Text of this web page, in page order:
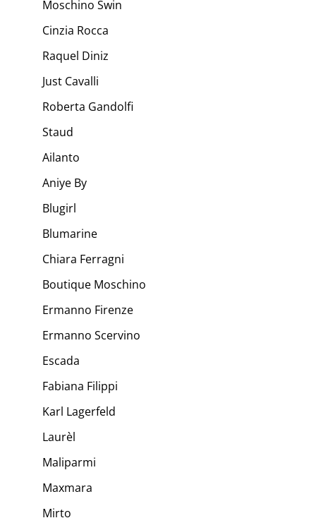
Moschino Swin
Cinzia Rocca
Raquel Diniz
Just Cavalli
Roberta Gandolfi
Staud
Ailanto
Aniye By
Blugirl
Blumarine
Chiara Ferragni
Boutique Moschino
Ermanno Firenze
Ermanno Scervino
Escada
Fabiana Filippi
Karl Lagerfeld
Laurèl
Maliparmi
Maxmara
Mirto